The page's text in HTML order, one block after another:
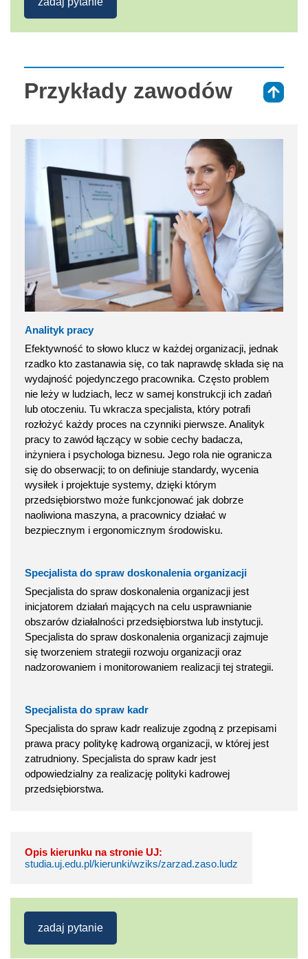
Przykłady zawodów
Analityk pracy
Efektywność to słowo klucz w każdej organizacji, jednak
rzadko kto zastanawia się, co tak naprawdę składa się na
wydajność pojedynczego pracownika. Często problem
nie leży w ludziach, lecz w samej konstrukcji ich zadań
lub otoczeniu. Tu wkracza specjalista, który potrafi
rozłożyć każdy proces na czynniki pierwsze. Analityk
pracy to zawód łączący w sobie cechy badacza,
inżyniera i psychologa biznesu. Jego rola nie ogranicza
się do obserwacji; to on definiuje standardy, wycenia
wysiłek i projektuje systemy, dzięki którym
przedsiębiorstwo może funkcjonować jak dobrze
naoliwiona maszyna, a pracownicy działać w
bezpiecznym i ergonomicznym środowisku.
Specjalista do spraw doskonalenia organizacji
Specjalista do spraw doskonalenia organizacji jest
inicjatorem działań mających na celu usprawnianie
obszarów działalności przedsiębiorstwa lub instytucji.
Specjalista do spraw doskonalenia organizacji zajmuje
się tworzeniem strategii rozwoju organizacji oraz
nadzorowaniem i monitorowaniem realizacji tej strategii.
Specjalista do spraw kadr
Specjalista do spraw kadr realizuje zgodną z przepisami
prawa pracy politykę kadrową organizacji, w której jest
zatrudniony. Specjalista do spraw kadr jest
odpowiedzialny za realizację polityki kadrowej
przedsiębiorstwa.
Opis kierunku na stronie UJ:
studia.uj.edu.pl/kierunki/wziks/zarzad.zaso.ludz
zadaj pytanie